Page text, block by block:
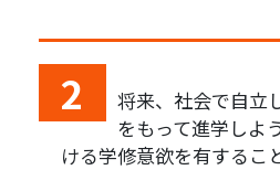
2
将来、社会で自立
をもって進学しよ
ける学修意欲を有するこ